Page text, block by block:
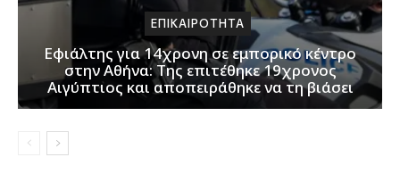
ΕΠΙΚΑΙΡΟΤΗΤΑ
Εφιάλτης για 14χρονη σε εμπορικό κέντρο
στην Αθήνα: Της επιτέθηκε 19χρονος
Αιγύπτιος και αποπειράθηκε να τη βιάσει